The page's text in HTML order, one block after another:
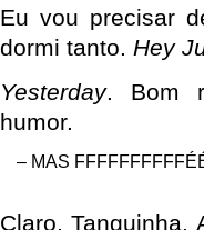
Eu vou precisar
dormi tanto. Hey
Yesterday. Bom
humor.
– MAS
Claro, Tanguinha.